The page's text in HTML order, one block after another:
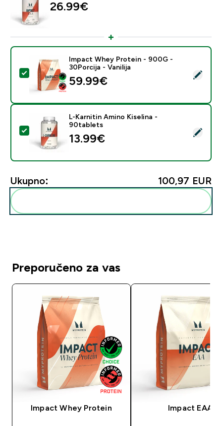
26.99€‎
Odaberi ovaj proizvod - Impact Whey Protein - 900G
Impact Whey Protein - 900G -
30Porcija - Vanilija
59.99€‎
Odaberi ovaj proizvod - L-Karnitin Amino Kiselina -
L-Karnitin Amino Kiselina -
90tablets
13.99€‎
Ukupno: 100,97 EUR‎
Preporučeno za vas
Impact Whey Protein Impact EAA